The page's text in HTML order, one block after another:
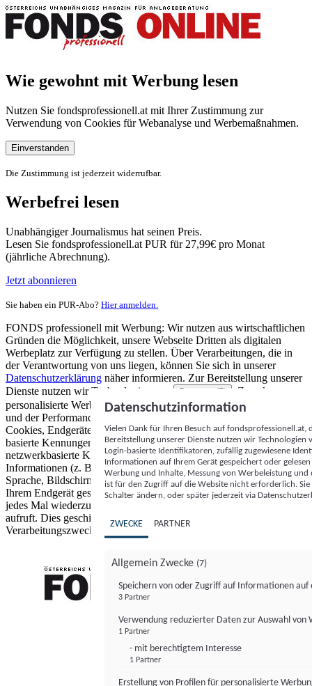
Wie gewohnt mit Werbung lesen
Nutzen Sie fondsprofessionell.at mit Ihrer Zustimmung zur
Verwendung von Cookies für Webanalyse und Werbemaßnahmen.
Einverstanden
Die Zustimmung ist jederzeit widerrufbar.
Werbefrei lesen
Unabhängiger Journalismus hat seinen Preis.
Lesen Sie fondsprofessionell.at PUR für 27,99€ pro Monat
(jährliche Abrechnung).
Jetzt abonnieren
Sie haben ein PUR-Abo? Hier anmelden.
FONDS professionell mit Werbung: Wir nutzen aus wirtschaftlichen
Gründen die Möglichkeit, unsere Webseite Dritten als digitalen
Werbeplatz zur Verfügung zu stellen. Über Verarbeitungen, die in
der Verantwortung von uns liegen, können Sie sich in unserer
Datenschutzerklärung näher informieren. Zur Bereitstellung unserer
Dienste nutzen wir Technologien von
Partnern (5)
. Zwecke:
personalisierte Werbung und Inhalte, Messung von Werbeleistung
und der Performance von Inhalten sowie Zielgruppenforschung.
Cookies, Endgeräte- oder ähnliche Online-Kennungen (z. B. login-
basierte Kennungen, zufällig generierte Kennungen,
netzwerkbasierte Kennungen) können zusammen mit anderen
Informationen (z. B. Browsertyp und Browserinformationen,
Sprache, Bildschirmgröße, unterstützte Technologien usw.) auf
Ihrem Endgerät gespeichert oder von dort ausgelesen werden, um es
jedes Mal wiederzuerkennen, wenn es eine App oder einer Webseite
aufruft. Dies geschieht für einen oder mehrere der hier aufgeführten
Verarbeitungszwecke.
Datenschutzinformation
Vielen Dank für Ihren Besuch auf
Bereitstellung unserer Dienste nutzen wir Technologien
Login-basierte Identifikatoren, zufällig zugewiesene
Informationen auf Ihrem Gerät gespeichert oder
Werbung und Inhalte, Messung von Werbeleistung
ist für den Zugriff auf die Website nicht erforderlich.
Schalter ändern, oder später jederzeit via
ZWECKE PARTNER
Allgemein Zwecke (7)
Speichern von oder Zugriff auf Informationen auf
3 Partner
Verwendung reduzierter Daten zur Auswahl von
1 Partner
- mit berechtigtem Interesse
1 Partner
Erstellung von Profilen für personalisierte
FONDS professionell